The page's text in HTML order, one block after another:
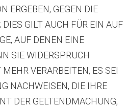
ERGEBEN, GEGEN DIE
GILT AUCH FÜR EIN AUF
AUF DENEN EINE
SIE WIDERSPRUCH
VERARBEITEN, ES SEI
NACHWEISEN, DIE IHRE
DER GELTENDMACHUNG,